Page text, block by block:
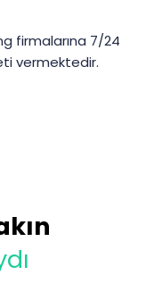
firmalarına 7/24
vermektedir.